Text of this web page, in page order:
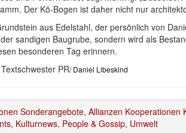
Der Kö-Bogen ist daher nicht nur
aus Edelstahl, der persönlich von
sandigen Baugrube, sondern wird als
besonderen Tag erinnern.
PR/ Daniel Libeskind
Sonderangebote, Allianzen Kooperationen
, Kulturnews, People & Gossip, Umwelt